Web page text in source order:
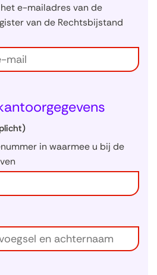
e-mailadres van de
van de Rechtsbijstand
in waarmee u bij de